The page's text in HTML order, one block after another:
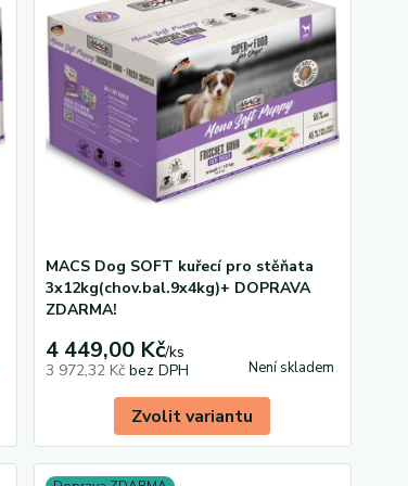
MACS Dog SOFT kuřecí pro stěňata
3x12kg(chov.bal.9x4kg)+ DOPRAVA
ZDARMA!
4 449,00 Kč/ks
3 972,32 Kč bez DPH Není skladem
Zvolit variantu